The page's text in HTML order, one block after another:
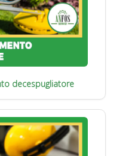
decespugliatore